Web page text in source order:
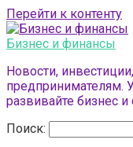
Перейти к контенту
Бизнес и финансы
Новости,
предпринимателям.
развивайте бизнес и
Поиск: